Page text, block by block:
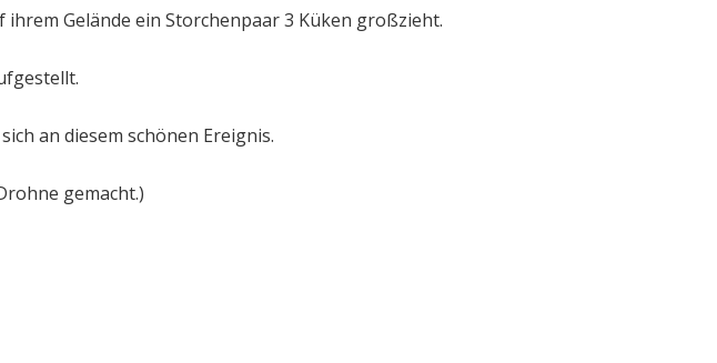
Gelände ein Storchenpaar 3 Küken großzieht.
an diesem schönen Ereignis.
gemacht.)